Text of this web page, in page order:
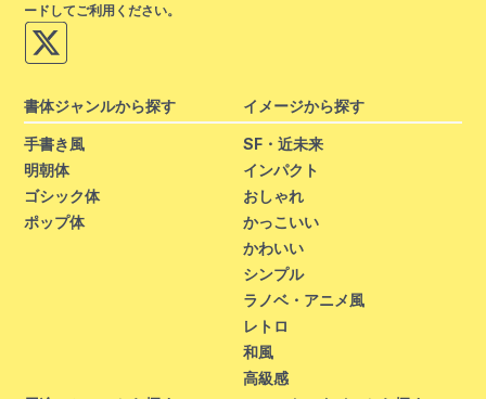
ードしてご利用ください。
書体ジャンルから探す
手書き風
明朝体
ゴシック体
ポップ体
イメージから探す
SF・近未来
インパクト
おしゃれ
かっこいい
かわいい
シンプル
ラノベ・アニメ風
レトロ
和風
高級感